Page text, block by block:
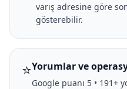
varış adresine göre
gösterebilir.
⭐Yorumlar ve
Google puanı 5 • 191+